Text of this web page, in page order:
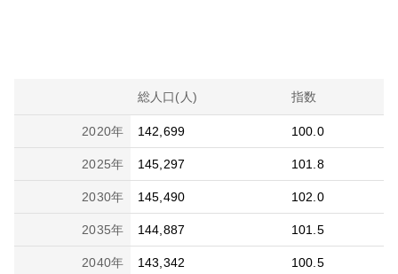
総人口(人) 指数
2020年 142,699 100.0
2025年 145,297 101.8
2030年 145,490 102.0
2035年 144,887 101.5
2040年 143,342 100.5